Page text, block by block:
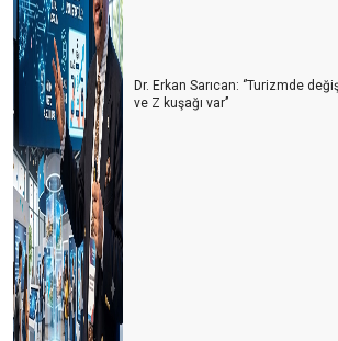
Doldur boşalt turizmi
THY'de neler oluyor?
Tur otobüsleri kazaları artmaya başladı
Kastamonu'ya yolumuz düştü
Türkiye'de cruise turları neden artmıyor?
Avrupa'da tanıtım elçisi
Memur ve Emekli Antalya'dan kaçıyor
Turist olarak değil yerleşmeye geliyorlar
Dr. Erkan Sarıcan: ‘’Turizmde
ve Z kuşağı var’’